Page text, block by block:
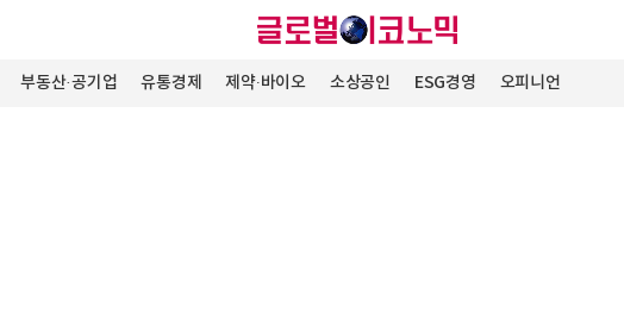
부동산·공기업 유통경제 제약∙바이오 소상공인 ESG경영 오피니언